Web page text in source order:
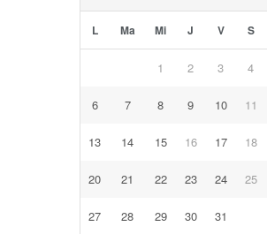
L Ma Mi J V S
1 2 3 4
6 7 8 9 10 11
13 14 15 16 17 18
20 21 22 23 24 25
27 28 29 30 31